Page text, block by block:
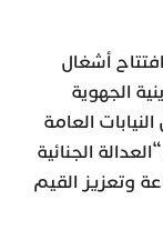
أشغال
الجهوية
العامة
الجنائية
وتعزيز القيم